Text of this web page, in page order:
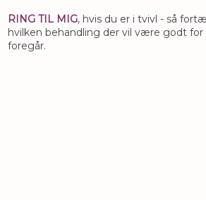
RING TIL MIG, hvis du er i tvivl - så
hvilken behandling der vil være godt
foregår.